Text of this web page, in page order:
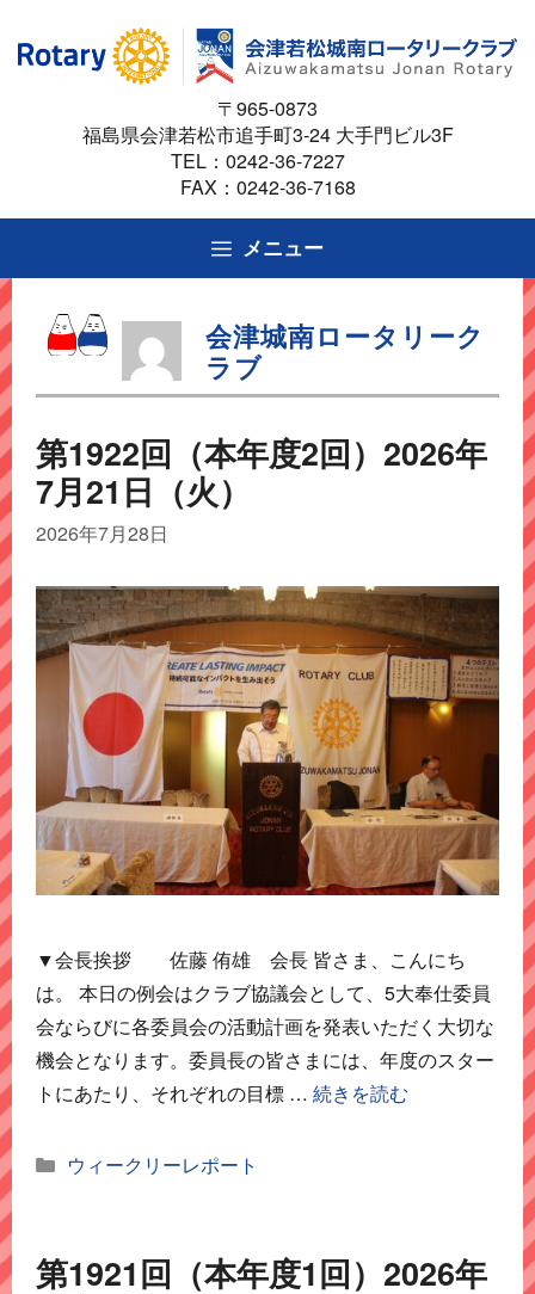
ス
ッ
プ
〒965-0873
福島県会津若松市追手町3-24 大手門ビル3F
TEL： 0242-36-7227
FAX：0242-36-7168
メニュー
会津城南ロータリーク
ラブ
第1922回（本年度2回）2026年
7月21日（火）
2026年7月28日
▼会長挨拶 佐藤 侑雄 会長 皆さま、こんにち
は。 本日の例会はクラブ協議会として、5大奉仕委員
会ならびに各委員会の活動計画を発表いただく大切な
機会となります。委員長の皆さまには、年度のスター
トにあたり、それぞれの目標 … 続きを読む
カ
ー
ウィークリーレポート
第1921回（本年度1回）2026年